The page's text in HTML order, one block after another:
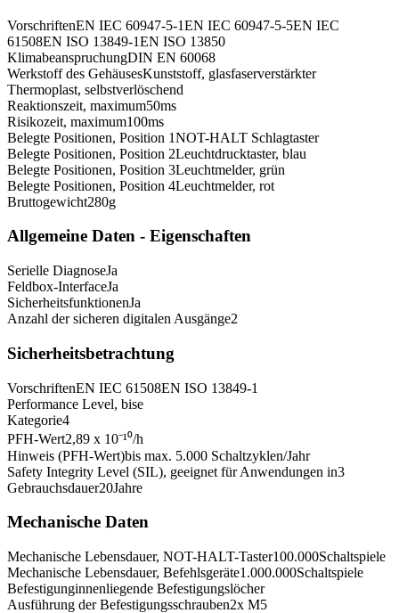
VorschriftenEN IEC 60947-5-1EN IEC 60947-5-5EN IEC
61508EN ISO 13849-1EN ISO 13850
KlimabeanspruchungDIN EN 60068
Werkstoff des GehäusesKunststoff, glasfaserverstärkter
Thermoplast, selbstverlöschend
Reaktionszeit, maximum50ms
Risikozeit, maximum100ms
Belegte Positionen, Position 1NOT-HALT Schlagtaster
Belegte Positionen, Position 2Leuchtdrucktaster, blau
Belegte Positionen, Position 3Leuchtmelder, grün
Belegte Positionen, Position 4Leuchtmelder, rot
Bruttogewicht280g
Allgemeine Daten - Eigenschaften
Serielle DiagnoseJa
Feldbox-InterfaceJa
SicherheitsfunktionenJa
Anzahl der sicheren digitalen Ausgänge2
Sicherheitsbetrachtung
VorschriftenEN IEC 61508EN ISO 13849-1
Performance Level, bise
Kategorie4
PFH-Wert2,89 x 10⁻¹⁰/h
Hinweis (PFH-Wert)bis max. 5.000 Schaltzyklen/Jahr
Safety Integrity Level (SIL), geeignet für Anwendungen in3
Gebrauchsdauer20Jahre
Mechanische Daten
Mechanische Lebensdauer, NOT-HALT-Taster100.000Schaltspiele
Mechanische Lebensdauer, Befehlsgeräte1.000.000Schaltspiele
Befestigunginnenliegende Befestigungslöcher
Ausführung der Befestigungsschrauben2x M5